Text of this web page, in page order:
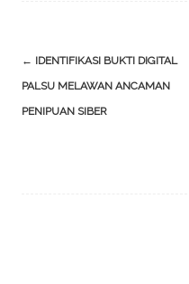
Post
navigation
← IDENTIFIKASI BUKTI DIGITAL
PALSU MELAWAN ANCAMAN
PENIPUAN SIBER